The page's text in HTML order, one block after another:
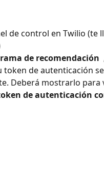
de control en Twilio (te
de recomendación
token de autenticación
Deberá mostrarlo para
de autenticación